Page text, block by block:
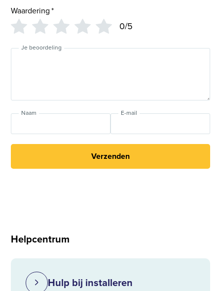
Waardering*
0/5
Je beoordeling
Naam E-mail
Verzenden
Helpcentrum
Hulp bij installeren